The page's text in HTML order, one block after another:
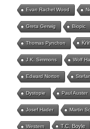
Evan Rachel Wood
Greta Gerwig Biopic
Thomas Pynchon
J.K. Simmons Wolf
Edward Norton
Dystopie Paul Auster
Josef Hader Martin
Western T.C. Boyle